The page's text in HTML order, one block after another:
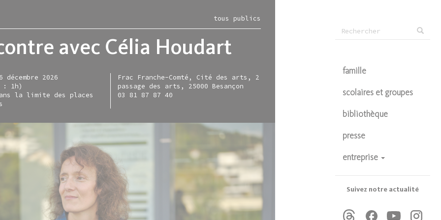
moment
murs
en région
lefever
d'acquisitions
Formulaire
recherche
famille
scolaires et groupes
bibliothèque
presse
entreprise
Suivez notre actualité
tous publics
avec Célia Houdart
décembre 2026
: 1h)
la limite des places
Frac Franche-Comté, Cité des arts, 2
passage des arts, 25000 Besançon
03 81 87 87 40